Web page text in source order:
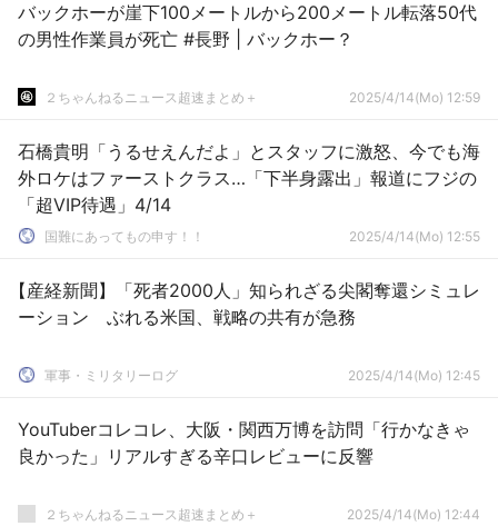
バックホーが崖下100メートルから200メートル転落50代
の男性作業員が死亡 #長野 | バックホー？
２ちゃんねるニュース超速まとめ＋ 2025/4/14(Mo) 12:59
石橋貴明「うるせえんだよ」とスタッフに激怒、今でも海
外ロケはファーストクラス…「下半身露出」報道にフジの
「超VIP待遇」4/14
国難にあってもの申す！！ 2025/4/14(Mo) 12:55
【産経新聞】「死者2000人」知られざる尖閣奪還シミュレ
ーション ぶれる米国、戦略の共有が急務
軍事・ミリタリーログ 2025/4/14(Mo) 12:45
YouTuberコレコレ、大阪・関西万博を訪問「行かなきゃ
良かった」リアルすぎる辛口レビューに反響
２ちゃんねるニュース超速まとめ＋ 2025/4/14(Mo) 12:44